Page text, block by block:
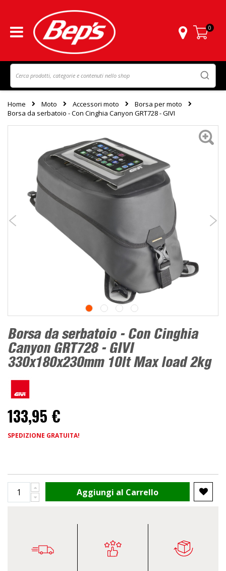
Carrello
0
Home Moto Accessori moto
Borsa per moto
Borsa da serbatoio - Con Cinghia Canyon GRT728 - GIVI
Borsa da serbatoio - Con Cinghia
Canyon GRT728 - GIVI
330x180x230mm 10lt Max load 2kg
133,95 €
SPEDIZIONE GRATUITA!
Aggiungi al Carrello